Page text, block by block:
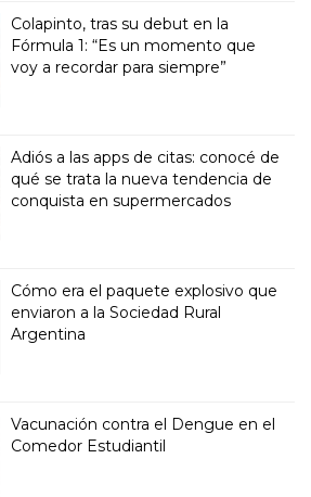
Colapinto, tras su debut en la
Fórmula 1: “Es un momento que
voy a recordar para siempre”
Adiós a las apps de citas: conocé de
qué se trata la nueva tendencia de
conquista en supermercados
Cómo era el paquete explosivo que
enviaron a la Sociedad Rural
Argentina
Vacunación contra el Dengue en el
Comedor Estudiantil